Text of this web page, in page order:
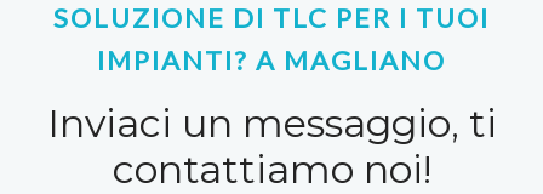
SOLUZIONE DI TLC PER I TUOI
IMPIANTI? A MAGLIANO
Inviaci un messaggio, ti
contattiamo noi!